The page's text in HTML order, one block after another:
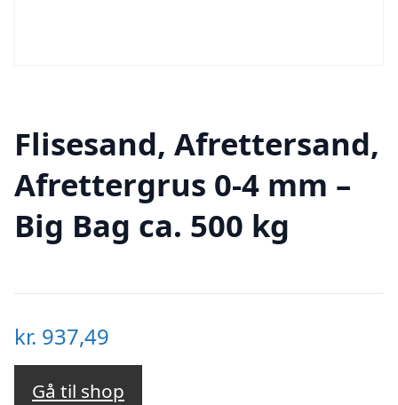
Flisesand, Afrettersand,
Afrettergrus 0-4 mm –
Big Bag ca. 500 kg
kr. 937,49
Gå til shop